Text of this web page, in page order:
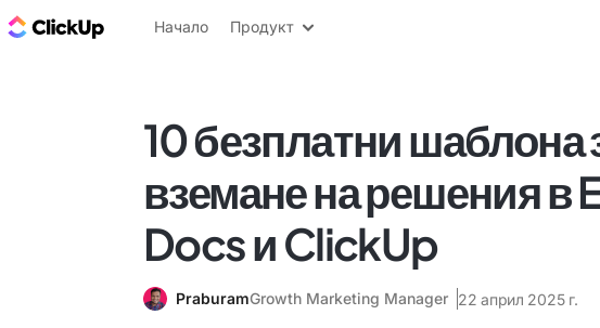
ClickUp блог
Начало Продукт
10 безплатни шаблона
вземане на решения в
Docs и ClickUp
PraburamGrowth Marketing Manager 22 април 2025 г.